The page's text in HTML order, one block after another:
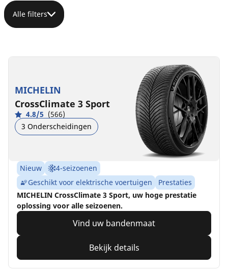
Alle filters
MICHELIN
CrossClimate 3 Sport
4.8/5 (566)
3 Onderscheidingen
Nieuw
4-seizoenen
Geschikt voor elektrische voertuigen
Prestaties
MICHELIN CrossClimate 3 Sport, uw hoge prestatie
oplossing voor alle seizoenen.
Vind uw bandenmaat
Bekijk details